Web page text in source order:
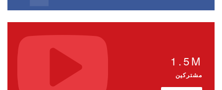
1.5M
مشتركين